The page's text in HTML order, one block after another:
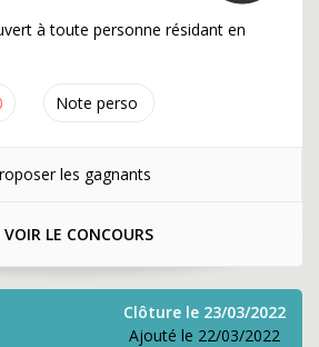
Note perso
à toute personne résidant en
les gagnants
VOIR LE CONCOURS
Clôture le 23/03/2022
Ajouté le 22/03/2022